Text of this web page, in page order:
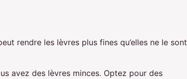
rendre les lèvres plus fines qu’elles ne le sont
avez des lèvres minces. Optez pour des